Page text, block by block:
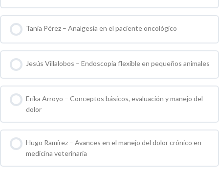
0 % COMPLETO 0 / 0 pasos
Tania Pérez – Analgesia en el paciente oncológico
0 % COMPLETO 0 / 0 pasos
Jesús Villalobos – Endoscopia flexible en pequeños animales
0 % COMPLETO 0 / 0 pasos
Erika Arroyo – Conceptos básicos, evaluación y manejo del
dolor
0 % COMPLETO 0 / 0 pasos
Hugo Ramírez – Avances en el manejo del dolor crónico en
medicina veterinaria
0 % COMPLETO 0 / 0 pasos